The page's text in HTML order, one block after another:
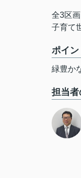
全3区
子育て
ポイン
緑豊か
担当者